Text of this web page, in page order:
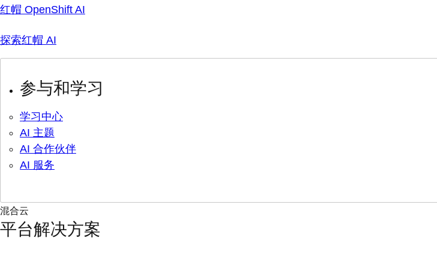
红帽 OpenShift AI
探索红帽 AI
参与和学习
学习中心
AI 主题
AI 合作伙伴
AI 服务
混合云
平台解决方案